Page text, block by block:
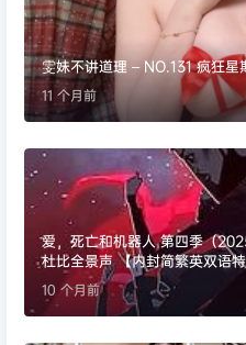
雯妹不讲道理 – NO.131 疯狂
11 个月前
爱，死亡和机器人 第四季（
杜比全景声 【内封简繁英双语
机
10 个月前